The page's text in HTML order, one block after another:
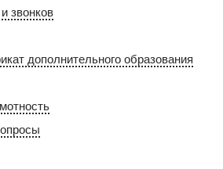
звонков
дополнительного образования